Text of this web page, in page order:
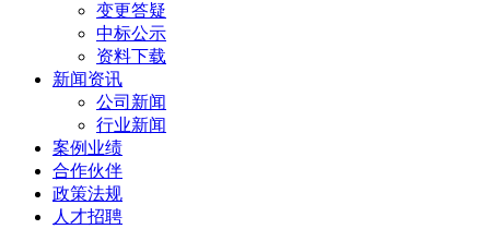
变更答疑
中标公示
资料下载
新闻资讯
公司新闻
行业新闻
案例业绩
合作伙伴
政策法规
人才招聘